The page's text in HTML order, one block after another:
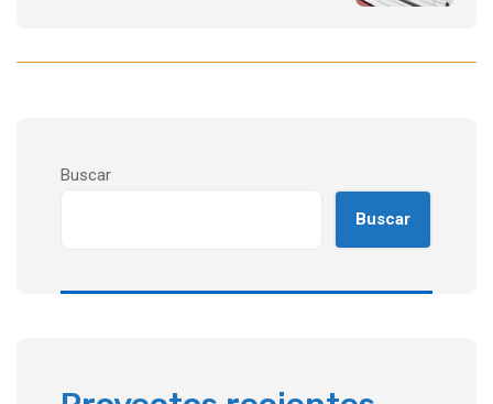
Buscar
Buscar